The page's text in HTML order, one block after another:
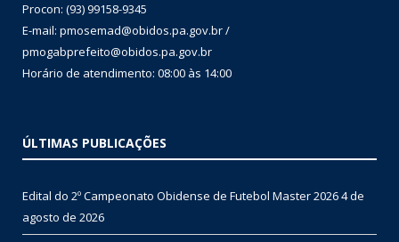
Procon: (93) 99158-9345
E-mail: pmosemad@obidos.pa.gov.br /
pmogabprefeito@obidos.pa.gov.br
Horário de atendimento: 08:00 às 14:00
ÚLTIMAS PUBLICAÇÕES
Edital do 2º Campeonato Obidense de Futebol Master 20264 de
agosto de 2026